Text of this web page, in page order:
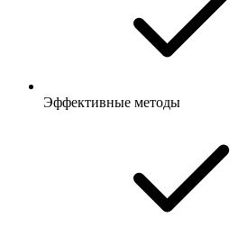
Эффективные методы